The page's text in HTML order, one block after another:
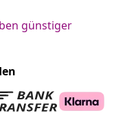
günstiger